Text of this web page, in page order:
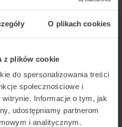
O plikach cookies
z plików cookie
do spersonalizowania treści
społecznościowe i
Informacje o tym, jak
udostępniamy partnerom
i analitycznym.